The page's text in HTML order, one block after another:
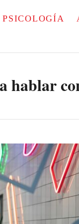
PSICOLOGÍA
hablar